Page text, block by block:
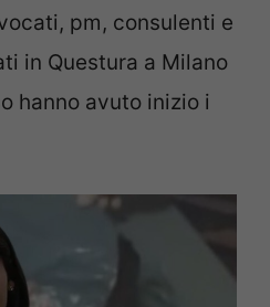
pm, consulenti e
in Questura a Milano
hanno avuto inizio i